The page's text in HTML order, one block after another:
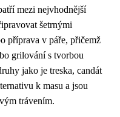
mezi nejvhodnější
šetrnými
příprava v páře, přičemž
grilování s tvorbou
jako je treska, candát
k masu a jsou
trávením.